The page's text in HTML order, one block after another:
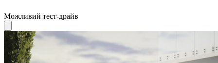
Можливий тест-драйв